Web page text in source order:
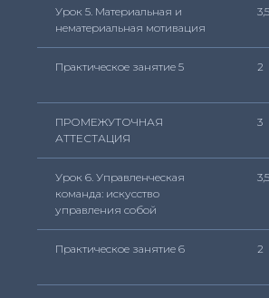
Урок 5. Материальная и
нематериальная мотивация
3,5
Практическое занятие 5 2
ПРОМЕЖУТОЧНАЯ
АТТЕСТАЦИЯ
3
Урок 6. Управленческая
команда: искусство
управления собой
3,5
Практическое занятие 6 2